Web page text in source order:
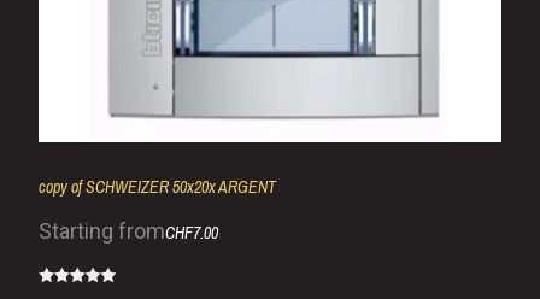
copy of SCHWEIZER 50x20x ARGENT
Starting fromCHF7.00